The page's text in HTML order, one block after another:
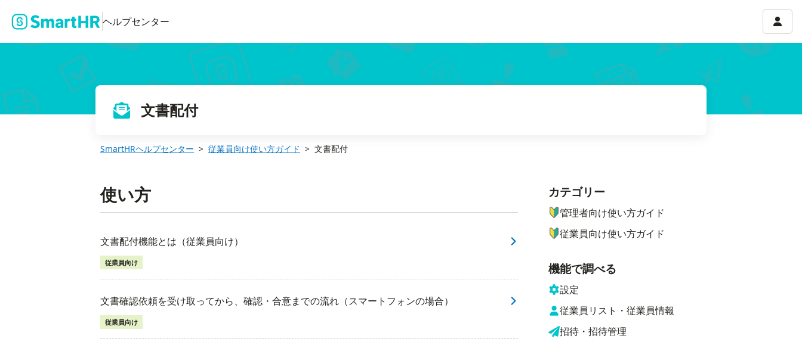
ヘルプセンター アカ
文書配付
SmartHRヘルプセンター 従業員向け使い方ガイド 文書配付
使い方
文書配付機能とは（従業員向け）
従業員向け
文書確認依頼を受け取ってから、確認・合意までの流れ（スマートフォンの場合）
従業員向け
ナビゲーションメニュー
カテゴリー
管理者向け使い方ガイド
従業員向け使い方ガイド
機能で調べる
設定
従業員リスト・従業員情報
招待・招待管理